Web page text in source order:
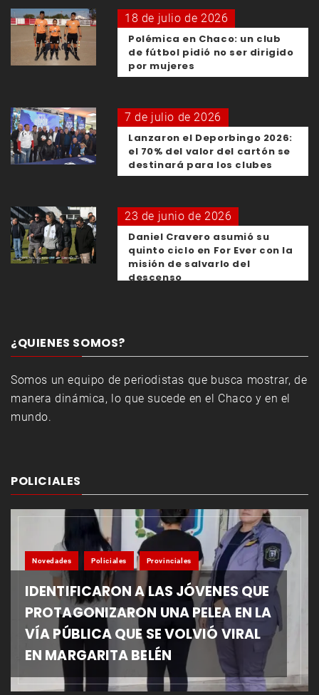
18 de julio de 2026
Polémica en Chaco: un club
de fútbol pidió no ser dirigido
por mujeres
7 de julio de 2026
Lanzaron el Deporbingo 2026:
el 70% del valor del cartón se
destinará para los clubes
23 de junio de 2026
Daniel Cravero asumió su
quinto ciclo en For Ever con la
misión de salvarlo del
descenso
¿QUIENES SOMOS?
Somos un equipo de periodistas que busca mostrar, de
manera dinámica, lo que sucede en el Chaco y en el
mundo.
POLICIALES
Novedades Policiales Provinciales
IDENTIFICARON A LAS JÓVENES QUE
PROTAGONIZARON UNA PELEA EN LA
VÍA PÚBLICA QUE SE VOLVIÓ VIRAL
EN MARGARITA BELÉN